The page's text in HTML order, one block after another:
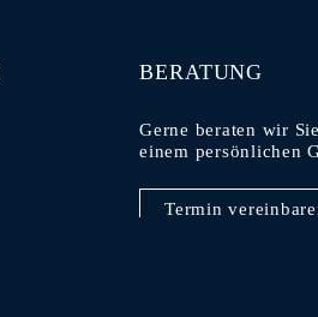
BERATUNG
Gerne beraten wir
einem persönlichen
Termin